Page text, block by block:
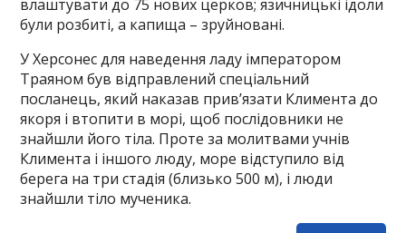
влаштувати до 75 нових церков; язичницькі ідоли
були розбиті, а капища – зруйновані.
У Херсонес для наведення ладу імператором
Траяном був відправлений спеціальний
посланець, який наказав прив’язати Климента до
якоря і втопити в морі, щоб послідовники не
знайшли його тіла. Проте за молитвами учнів
Климента і іншого люду, море відступило від
берега на три стадія (близько 500 м), і люди
знайшли тіло мученика.